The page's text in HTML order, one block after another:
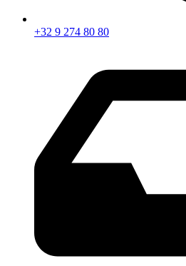
+32 9 274 80 80